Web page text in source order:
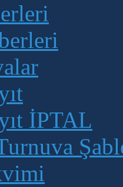
İPTAL